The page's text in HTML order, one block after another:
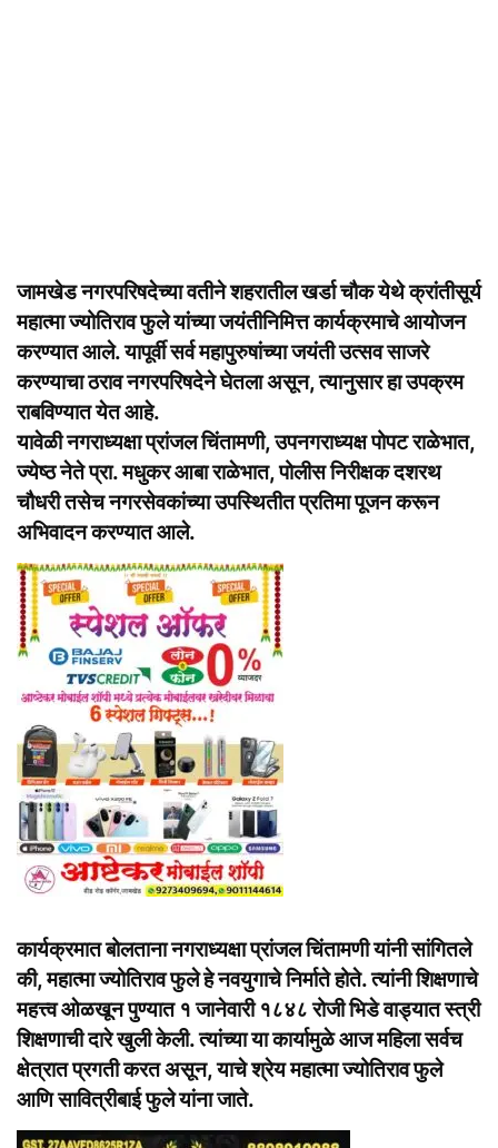
जामखेड नगरपरिषदेच्या वतीने शहरातील खर्डा चौक येथे क्रांतीसूर्य
महात्मा ज्योतिराव फुले यांच्या जयंतीनिमित्त कार्यक्रमाचे आयोजन
करण्यात आले. यापूर्वी सर्व महापुरुषांच्या जयंती उत्सव साजरे
करण्याचा ठराव नगरपरिषदेने घेतला असून, त्यानुसार हा उपक्रम
राबविण्यात येत आहे.
यावेळी नगराध्यक्षा प्रांजल चिंतामणी, उपनगराध्यक्ष पोपट राळेभात,
ज्येष्ठ नेते प्रा. मधुकर आबा राळेभात, पोलीस निरीक्षक दशरथ
चौधरी तसेच नगरसेवकांच्या उपस्थितीत प्रतिमा पूजन करून
अभिवादन करण्यात आले.
कार्यक्रमात बोलताना नगराध्यक्षा प्रांजल चिंतामणी यांनी सांगितले
की, महात्मा ज्योतिराव फुले हे नवयुगाचे निर्माते होते. त्यांनी शिक्षणाचे
महत्त्व ओळखून पुण्यात १ जानेवारी १८४८ रोजी भिडे वाड्यात स्त्री
शिक्षणाची दारे खुली केली. त्यांच्या या कार्यामुळे आज महिला सर्वच
क्षेत्रात प्रगती करत असून, याचे श्रेय महात्मा ज्योतिराव फुले
आणि सावित्रीबाई फुले यांना जाते.